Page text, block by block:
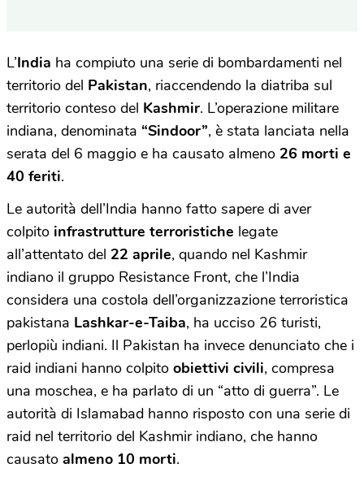
L’India ha compiuto una serie di bombardamenti nel
territorio del Pakistan, riaccendendo la diatriba sul
territorio conteso del Kashmir. L’operazione militare
indiana, denominata “Sindoor”, è stata lanciata nella
serata del 6 maggio e ha causato almeno 26 morti e
40 feriti.
Le autorità dell’India hanno fatto sapere di aver
colpito infrastrutture terroristiche legate
all’attentato del 22 aprile, quando nel Kashmir
indiano il gruppo Resistance Front, che l’India
considera una costola dell’organizzazione terroristica
pakistana Lashkar-e-Taiba, ha ucciso 26 turisti,
perlopiù indiani. Il Pakistan ha invece denunciato che i
raid indiani hanno colpito obiettivi civili, compresa
una moschea, e ha parlato di un “atto di guerra”. Le
autorità di Islamabad hanno risposto con una serie di
raid nel territorio del Kashmir indiano, che hanno
causato almeno 10 morti.